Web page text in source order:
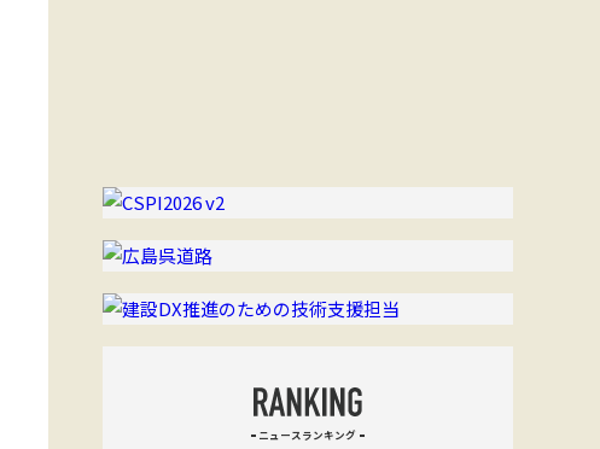
ニュースランキング